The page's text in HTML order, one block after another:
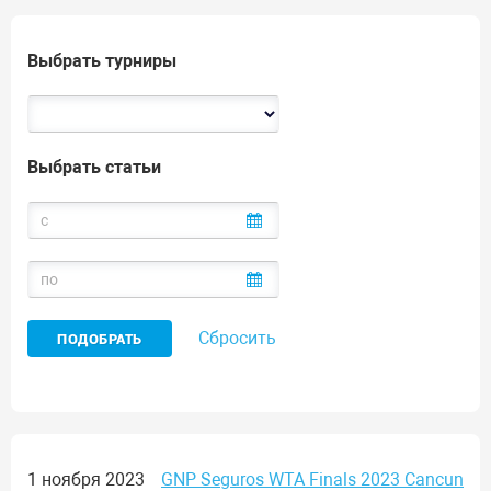
Выбрать турниры
Выбрать статьи
Сбросить
1 ноября 2023 GNP Seguros WTA Finals 2023 Cancun